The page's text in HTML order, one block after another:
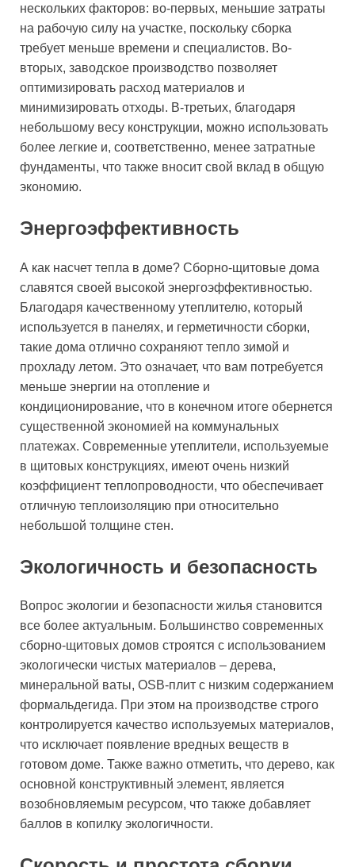
нескольких факторов: во-первых, меньшие затраты
на рабочую силу на участке, поскольку сборка
требует меньше времени и специалистов. Во-
вторых, заводское производство позволяет
оптимизировать расход материалов и
минимизировать отходы. В-третьих, благодаря
небольшому весу конструкции, можно использовать
более легкие и, соответственно, менее затратные
фундаменты, что также вносит свой вклад в общую
экономию.
Энергоэффективность
А как насчет тепла в доме? Сборно-щитовые дома
славятся своей высокой энергоэффективностью.
Благодаря качественному утеплителю, который
используется в панелях, и герметичности сборки,
такие дома отлично сохраняют тепло зимой и
прохладу летом. Это означает, что вам потребуется
меньше энергии на отопление и
кондиционирование, что в конечном итоге обернется
существенной экономией на коммунальных
платежах. Современные утеплители, используемые
в щитовых конструкциях, имеют очень низкий
коэффициент теплопроводности, что обеспечивает
отличную теплоизоляцию при относительно
небольшой толщине стен.
Экологичность и безопасность
Вопрос экологии и безопасности жилья становится
все более актуальным. Большинство современных
сборно-щитовых домов строятся с использованием
экологически чистых материалов – дерева,
минеральной ваты, OSB-плит с низким содержанием
формальдегида. При этом на производстве строго
контролируется качество используемых материалов,
что исключает появление вредных веществ в
готовом доме. Также важно отметить, что дерево, как
основной конструктивный элемент, является
возобновляемым ресурсом, что также добавляет
баллов в копилку экологичности.